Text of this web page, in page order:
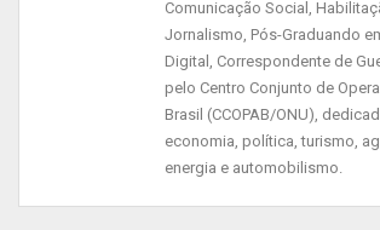
“A nossa luta contra essa pandemia
avança a cada dia. E conto com
continuar cumprindo as medidas
fique em casa e, se precisar sair, evite
Comunicação Social,
Jornalismo, Pós-Graduando
Digital, Correspondente de
pelo Centro Conjunto de
Brasil (CCOPAB/ONU),
economia, política, turismo,
energia e automobilismo.